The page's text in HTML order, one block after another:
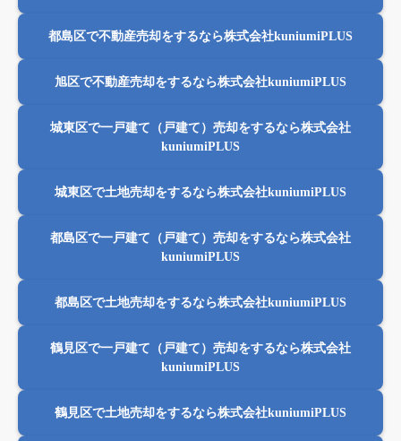
都島区で不動産売却をするなら株式会社kuniumiPLUS
旭区で不動産売却をするなら株式会社kuniumiPLUS
城東区で一戸建て（戸建て）売却をするなら株式会社
kuniumiPLUS
城東区で土地売却をするなら株式会社kuniumiPLUS
都島区で一戸建て（戸建て）売却をするなら株式会社
kuniumiPLUS
都島区で土地売却をするなら株式会社kuniumiPLUS
鶴見区で一戸建て（戸建て）売却をするなら株式会社
kuniumiPLUS
鶴見区で土地売却をするなら株式会社kuniumiPLUS